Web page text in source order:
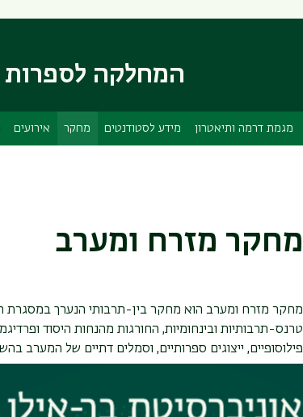
ראשי
המחלקה לספרות
מגמת דרמה ותיאטרון מידע לסטודנטים מחקר אירועים
מחקר מזרח ומערב
מחקר מזרח ומערב הוא מחקר בין-תרבותי הנערך במסגרת
טרנס-תרבותיות ובינחומיות, החורגות מהנחות היסוד
פילוסופיים, ייצוגים ספרותיים, וסמלים דתיים של המערב